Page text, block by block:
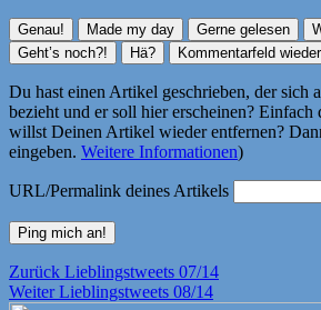
Du hast einen Artikel geschrieben, der sich
bezieht und er soll hier erscheinen?
willst Deinen Artikel wieder entfernen?
eingeben. Weitere Informationen)
URL/Permalink deines Artikels
Beitragsnavigation
Zurück Vorheriger
Beitrag:
Lieblingstweets 07/14
Weiter Nächster
Lieblingstweets 08/14